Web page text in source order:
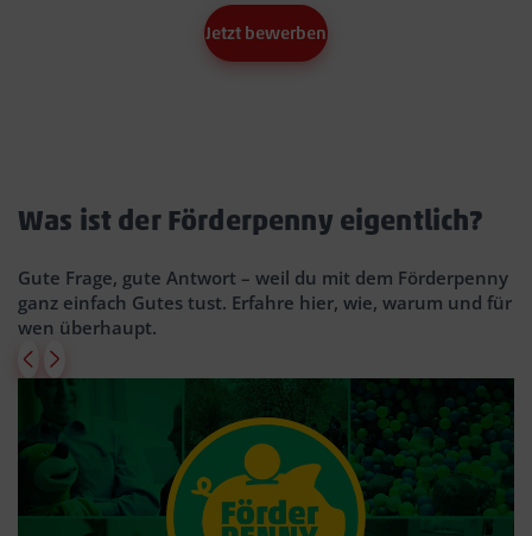
Jetzt bewerben
Was ist der Förderpenny eigentlich?
Gute Frage, gute Antwort – weil du mit dem Förderpenny
ganz einfach Gutes tust. Erfahre hier, wie, warum und für
wen überhaupt.